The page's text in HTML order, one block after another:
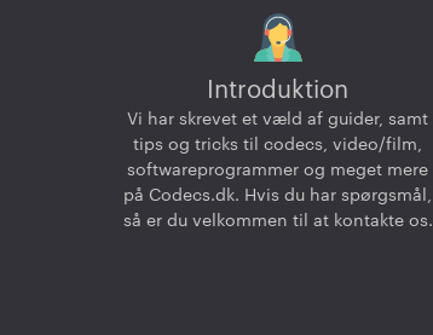
Introduktion
Vi har skrevet et væld af guider, samt
tips og tricks til codecs, video/film,
softwareprogrammer og meget mere
på Codecs.dk. Hvis du har spørgsmål,
så er du velkommen til at kontakte os.